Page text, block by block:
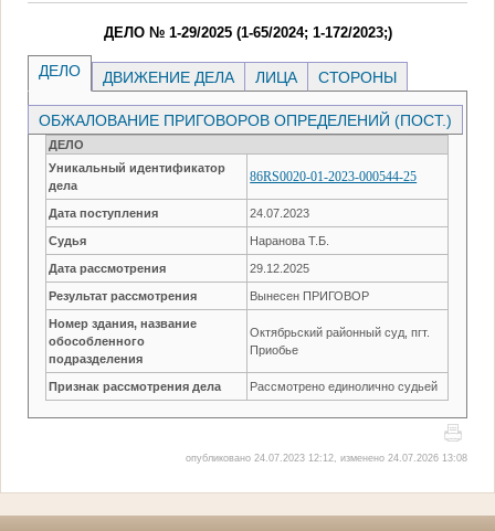
ДЕЛО № 1-29/2025 (1-65/2024; 1-172/2023;)
ДЕЛО ДВИЖЕНИЕ ДЕЛА ЛИЦА СТОРОНЫ
ОБЖАЛОВАНИЕ ПРИГОВОРОВ ОПРЕДЕЛЕНИЙ (ПОСТ.)
ДЕЛО
Уникальный идентификатор
дела
86RS0020-01-2023-000544-25
Дата поступления 24.07.2023
Судья Наранова Т.Б.
Дата рассмотрения 29.12.2025
Результат рассмотрения Вынесен ПРИГОВОР
Номер здания, название
обособленного
подразделения
Октябрьский районный суд, пгт.
Приобье
Признак рассмотрения дела Рассмотрено единолично судьей
опубликовано 24.07.2023 12:12, изменено 24.07.2026 13:08